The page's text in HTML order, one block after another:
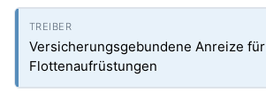
Versicherungsgebundene Anreize für
Flottenaufrüstungen